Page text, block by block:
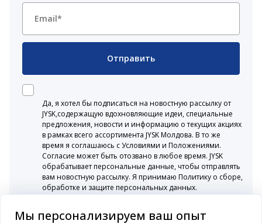
Отправить
Да, я хотел бы подписаться на новостную рассылку от
JYSK,содержащую вдохновляющие идеи, специальные
предложения, новости и информацию о текущих акциях
в рамках всего ассортимента JYSK Молдова. В то же
время я соглашаюсь с Условиями и Положениями.
Согласие может быть отозвано в любое время. JYSK
обрабатывает персональные данные, чтобы отправлять
вам новостную рассылку. Я принимаю Политику о сборе,
обработке и защите персональных данных.
Мы персонализируем ваш опыт